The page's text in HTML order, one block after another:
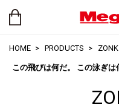
HOME PRODUCTS
この飛びは何だ。 この泳ぎは